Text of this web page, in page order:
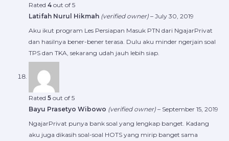
Rated 4 out of 5
Latifah Nurul Hikmah (verified owner) – July 30, 2019
Aku ikut program Les Persiapan Masuk PTN dari NgajarPrivat
dan hasilnya bener-bener terasa. Dulu aku minder ngerjain soal
TPS dan TKA, sekarang udah jauh lebih siap.
Rated 5 out of 5
Bayu Prasetyo Wibowo (verified owner) – September 15, 2019
NgajarPrivat punya bank soal yang lengkap banget. Kadang
aku juga dikasih soal-soal HOTS yang mirip banget sama